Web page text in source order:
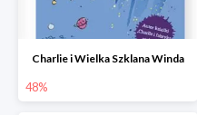
Charlie i Wielka Szklana Winda
48%